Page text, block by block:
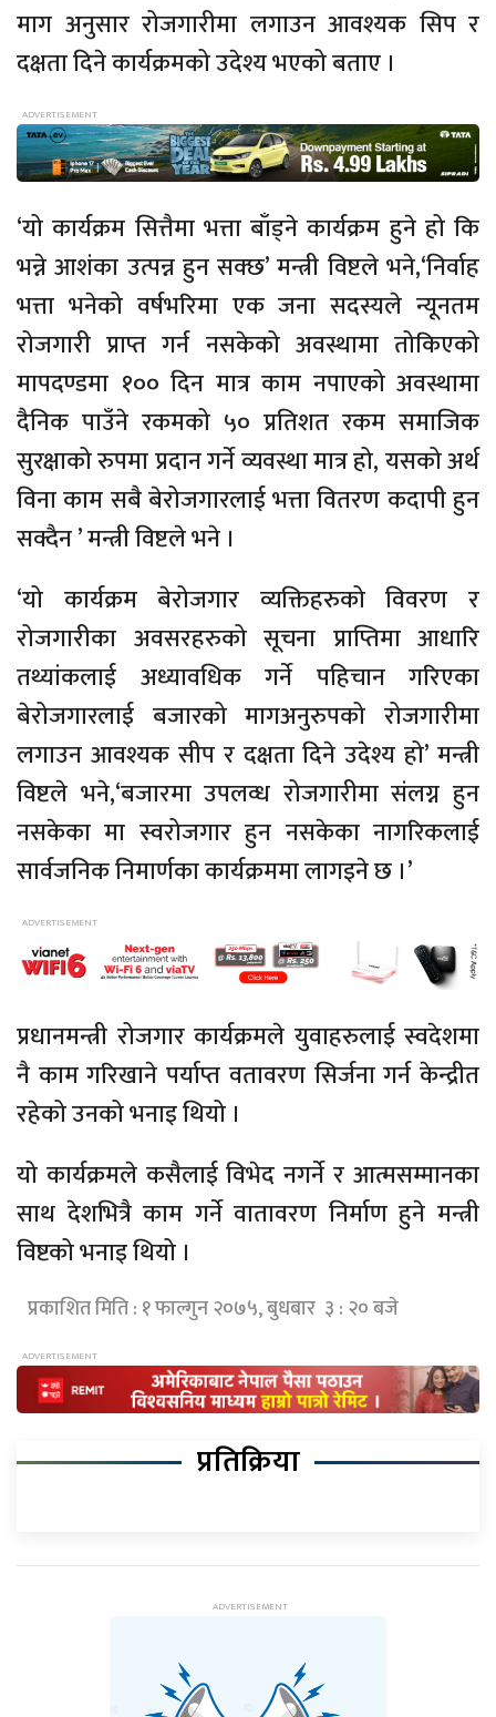
माग अनुसार रोजगारीमा लगाउन आवश्यक सिप र
दक्षता दिने कार्यक्रमको उदेश्य भएको बताए ।
‘यो कार्यक्रम सित्तैमा भत्ता बाँड्ने कार्यक्रम हुने हो कि
भन्ने आशंका उत्पन्न हुन सक्छ’ मन्त्री विष्टले भने,‘निर्वाह
भत्ता भनेको वर्षभरिमा एक जना सदस्यले न्यूनतम
रोजगारी प्राप्त गर्न नसकेको अवस्थामा तोकिएको
मापदण्डमा १०० दिन मात्र काम नपाएको अवस्थामा
दैनिक पाउँने रकमको ५० प्रतिशत रकम समाजिक
सुरक्षाको रुपमा प्रदान गर्ने व्यवस्था मात्र हो, यसको अर्थ
विना काम सबै बेरोजगारलाई भत्ता वितरण कदापी हुन
सक्दैन ’ मन्त्री विष्टले भने ।
‘यो कार्यक्रम बेरोजगार व्यक्तिहरुको विवरण र
रोजगारीका अवसरहरुको सूचना प्राप्तिमा आधारि
तथ्यांकलाई अध्यावधिक गर्ने पहिचान गरिएका
बेरोजगारलाई बजारको मागअनुरुपको रोजगारीमा
लगाउन आवश्यक सीप र दक्षता दिने उदेश्य हो’ मन्त्री
विष्टले भने,‘बजारमा उपलव्ध रोजगारीमा संलग्न हुन
नसकेका मा स्वरोजगार हुन नसकेका नागरिकलाई
सार्वजनिक निमार्णका कार्यक्रममा लागइने छ ।’
प्रधानमन्त्री रोजगार कार्यक्रमले युवाहरुलाई स्वदेशमा
नै काम गरिखाने पर्याप्त वतावरण सिर्जना गर्न केन्द्रीत
रहेको उनको भनाइ थियो ।
यो कार्यक्रमले कसैलाई विभेद नगर्ने र आत्मसम्मानका
साथ देशभित्रै काम गर्ने वातावरण निर्माण हुने मन्त्री
विष्टको भनाइ थियो ।
प्रकाशित मिति : १ फाल्गुन २०७५, बुधबार ३ : २० बजे
प्रतिक्रिया